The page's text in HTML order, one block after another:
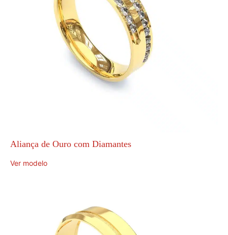
Aliança de Ouro com Diamantes
Ver modelo